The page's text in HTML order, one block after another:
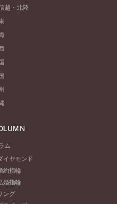
越・北陸
ム
イヤモンド
約指輪
婚指輪
ング